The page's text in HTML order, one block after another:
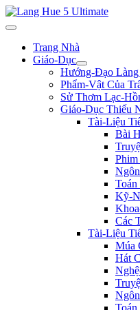
Trang Nhà
Giáo-Dục
Hướng-Đạo
Phẩm-Vật Của
Sử Thơm Lạc-
Giáo-Dục Thiếu
Tài-Liệu
Bài
Toán
Kỹ-
Các
Tài-Liệu
Múa
Hát